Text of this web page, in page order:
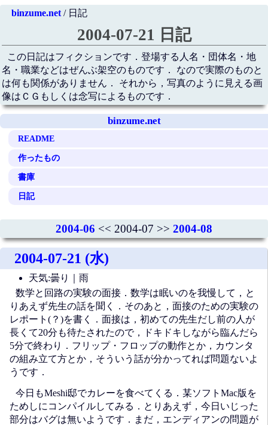
binzume.net/ 日記
2004-07-21 日記
この日記はフィクションです．登場する人名・団体名・地
名・職業などはぜんぶ架空のものです． なので実際のものと
は何も関係がありません． それから，写真のように見える画
像はＣＧもしくは念写によるものです．
binzume.net
README
作ったもの
書庫
日記
2004-06 << 2004-07 >> 2004-08
2004-07-21 (水)
天気:曇り｜雨
数学と回路の実験の面接．数学は眠いのを我慢して，と
りあえず先生の話を聞く．そのあと，面接のための実験の
レポート(？)を書く．面接は，初めての先生だし前の人が
長くて20分も待たされたので，ドキドキしながら臨んだら
5分で終わり．フリップ・フロップの動作とか，カウンタ
の組み立て方とか，そういう話が分かってれば問題ないよ
うです．
今日もMeshi邸でカレーを食べてくる．某ソフトMac版を
ためしにコンパイルしてみる．とりあえず，今日いじった
部分はバグは無いようです．まだ，エンディアンの問題が